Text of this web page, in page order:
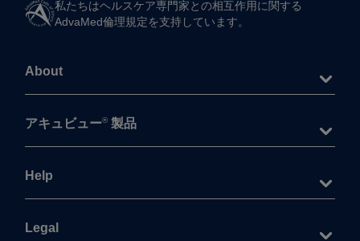
私たちは​ヘルスケア専門家との​相互作用に​関する​
AdvaMed倫理規定を​支持しています。
About
アキュビュー® 製品
Help
Legal